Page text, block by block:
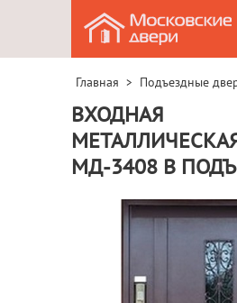
Главная > Подъездные
ВХОДНАЯ
МД-3408 В